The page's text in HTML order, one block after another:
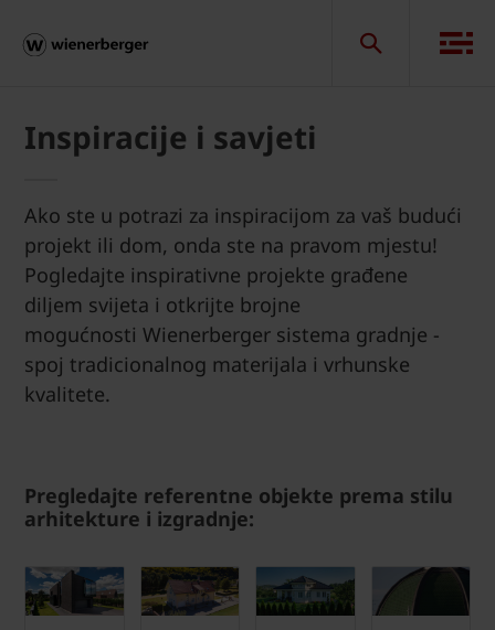
Inspiracije i savjeti
Ako ste u potrazi za inspiracijom za vaš budući
projekt ili dom, onda ste na pravom mjestu!
Pogledajte inspirativne projekte građene
diljem svijeta i otkrijte brojne
mogućnosti Wienerberger sistema gradnje -
spoj tradicionalnog materijala i vrhunske
kvalitete.
Pregledajte referentne objekte prema stilu
arhitekture i izgradnje: